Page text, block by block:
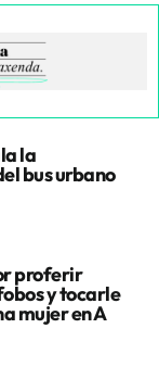
la
bus urbano
proferir
y tocarle
mujer en A